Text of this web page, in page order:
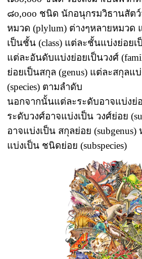
๘o,ooo ชนิด นักอนุกรมวิธานสัต
หมวด (plylum) ต่างๆหลายหมวด
เป็นชั้น (class) แต่ละชั้นแบ่งย่อยเ
แต่ละอันดับแบ่งย่อยเป็นวงศ์
ย่อยเป็นสกุล (genus) แต่ละสกุลแ
(species) ตามลำดับ
นอกจากนั้นแต่ละระดับอาจแบ่งย่
ระดับวงศ์อาจแบ่งเป็น วงศ์ย่อย
อาจแบ่งเป็น สกุลย่อย
แบ่งเป็น ชนิดย่อย (subspecies)